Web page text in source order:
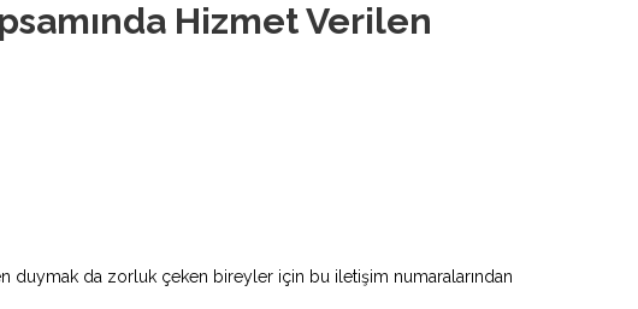
Hizmet Verilen
duymak da zorluk çeken bireyler için bu iletişim numaralarından